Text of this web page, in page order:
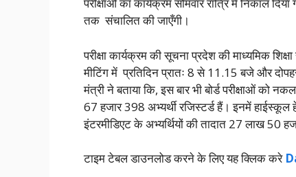
परीक्षाओं का कार्यक्रम सोमवार रात्रि में निकाल दिया
तक संचालित की जाएँगी।
परीक्षा कार्यक्रम की सूचना प्रदेश की माध्यमिक
मीटिंग में प्रतिदिन प्रातः 8 से 11.15 बजे और
मंत्री ने बताया कि, इस बार भी बोर्ड परीक्षाओं को
67 हजार 398 अभ्यर्थी रजिस्टर्ड हैं। इनमें हाईस्कूल
इंटरमीडिएट के अभ्यर्थियों की तादात 27 लाख 50
टाइम टेबल डाउनलोड करने के लिए यह क्लिक करे